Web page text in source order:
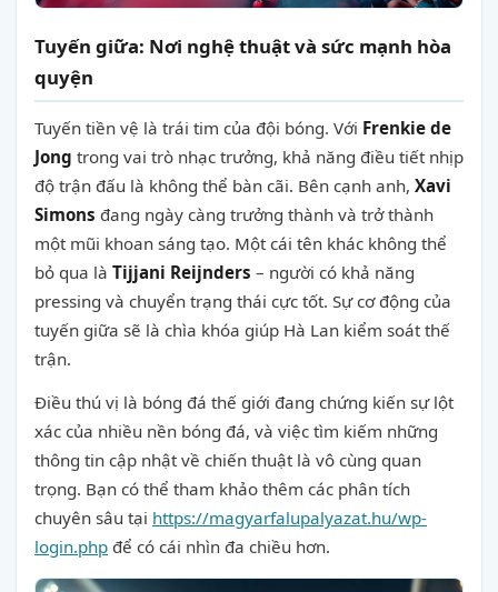
Tuyến giữa: Nơi nghệ thuật và sức mạnh hòa
quyện
Tuyến tiền vệ là trái tim của đội bóng. Với Frenkie de
Jong trong vai trò nhạc trưởng, khả năng điều tiết nhịp
độ trận đấu là không thể bàn cãi. Bên cạnh anh, Xavi
Simons đang ngày càng trưởng thành và trở thành
một mũi khoan sáng tạo. Một cái tên khác không thể
bỏ qua là Tijjani Reijnders – người có khả năng
pressing và chuyển trạng thái cực tốt. Sự cơ động của
tuyến giữa sẽ là chìa khóa giúp Hà Lan kiểm soát thế
trận.
Điều thú vị là bóng đá thế giới đang chứng kiến sự lột
xác của nhiều nền bóng đá, và việc tìm kiếm những
thông tin cập nhật về chiến thuật là vô cùng quan
trọng. Bạn có thể tham khảo thêm các phân tích
chuyên sâu tại https://magyarfalupalyazat.hu/wp-
login.php để có cái nhìn đa chiều hơn.